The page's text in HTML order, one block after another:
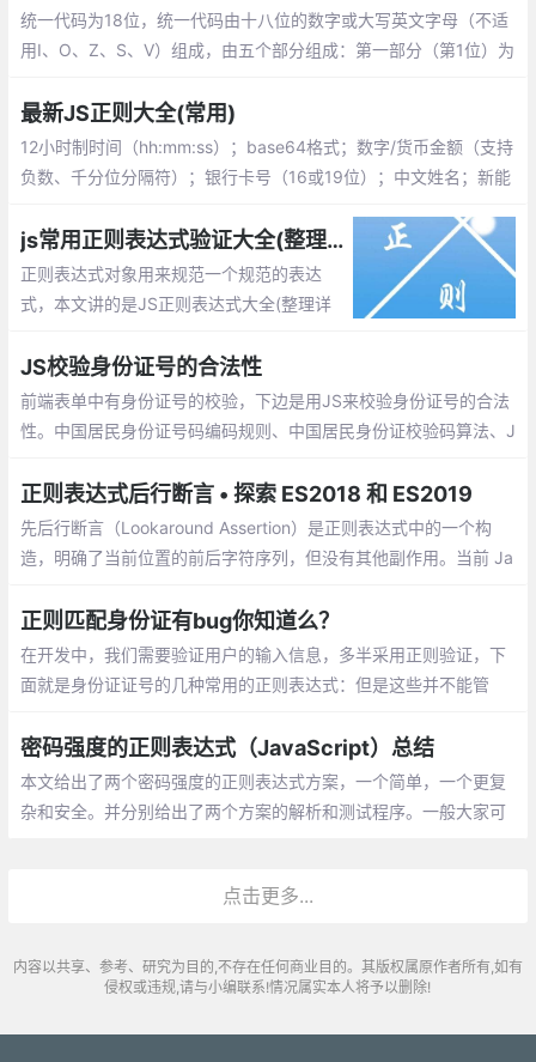
统一代码为18位，统一代码由十八位的数字或大写英文字母（不适
用I、O、Z、S、V）组成，由五个部分组成：第一部分（第1位）为
最新JS正则大全(常用)
12小时制时间（hh:mm:ss）；base64格式；数字/货币金额（支持
负数、千分位分隔符）；银行卡号（16或19位）；中文姓名；新能
js常用正则表达式验证大全(整理详细且实用)
正则表达式对象用来规范一个规范的表达
式，本文讲的是JS正则表达式大全(整理详
的需求等等
JS校验身份证号的合法性
前端表单中有身份证号的校验，下边是用JS来校验身份证号的合法
性。中国居民身份证号码编码规则、中国居民身份证校验码算法、J
正则表达式后行断言 • 探索 ES2018 和 ES2019
先后行断言（Lookaround Assertion）是正则表达式中的一个构
造，明确了当前位置的前后字符序列，但没有其他副作用。当前 Ja
当前位置接下来的字符序列
正则匹配身份证有bug你知道么？
在开发中，我们需要验证用户的输入信息，多半采用正则验证，下
面就是身份证证号的几种常用的正则表达式：但是这些并不能管
密码强度的正则表达式（JavaScript）总结
本文给出了两个密码强度的正则表达式方案，一个简单，一个更复
杂和安全。并分别给出了两个方案的解析和测试程序。一般大家可
点击更多...
内容以共享、参考、研究为目的,不存在任何商业目的。其版权属原作者所有,如有
侵权或违规,请与小编联系!情况属实本人将予以删除!